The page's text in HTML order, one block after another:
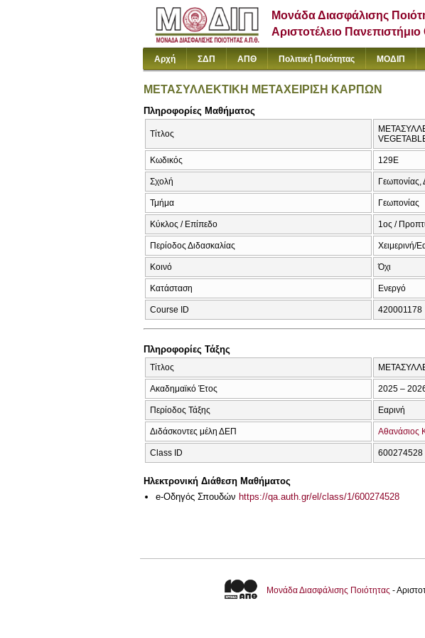
Μονάδα Διασφάλισης
Αριστοτέλειο
Αρχή ΣΔΠ ΑΠΘ Πολιτική Ποιότητας ΜΟΔΙΠ
ΜΕΤΑΣΥΛΛΕΚΤΙΚΗ ΜΕΤΑΧΕΙΡΙΣΗ ΚΑΡΠΩΝ
Πληροφορίες Μαθήματος
Τίτλος
Κωδικός 129Ε
Σχολή Γεωπονίας,
Τμήμα Γεωπονίας
Κύκλος / Επίπεδο 1ος /
Περίοδος Διδασκαλίας Χειμερινή/
Κοινό Όχι
Κατάσταση Ενεργό
Course ID 420001178
Πληροφορίες Τάξης
Τίτλος
Ακαδημαϊκό Έτος 2025 –
Περίοδος Τάξης Εαρινή
Διδάσκοντες μέλη ΔΕΠ Αθανάσιος
Class ID 600274528
Ηλεκτρονική Διάθεση Μαθήματος
e-Οδηγός Σπουδών https://qa.auth.gr/el/class/1/600274528
Μονάδα Διασφάλισης Ποιότητας -